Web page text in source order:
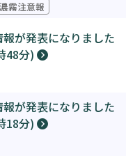
濃霧注意報
が発表になりました
48分)
が発表になりました
18分)